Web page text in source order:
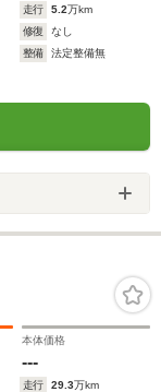
走行 5.2万km
修復
なし
整備
法定整備無
本体価格
---
走行 29.3万km